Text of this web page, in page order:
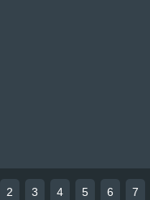
2 3 4 5 6 7